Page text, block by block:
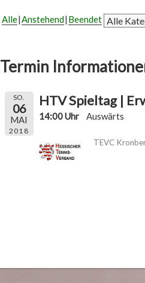
Alle Anstehend Beendet
Termin
SO.
06
MAI
2018
HTV Spieltag |
14:00 Uhr Auswärts
TEVC